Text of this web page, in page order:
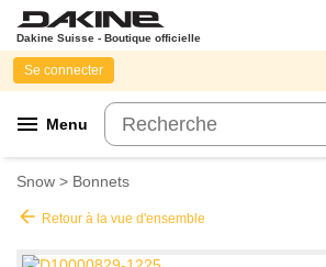
Dakine Suisse - Boutique officielle
menu Menu
Se connecter
Snow > Bonnets
arrow_back Retour à la vue d'ensemble